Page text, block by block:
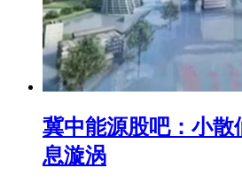
冀中能源股吧：小散
息漩涡